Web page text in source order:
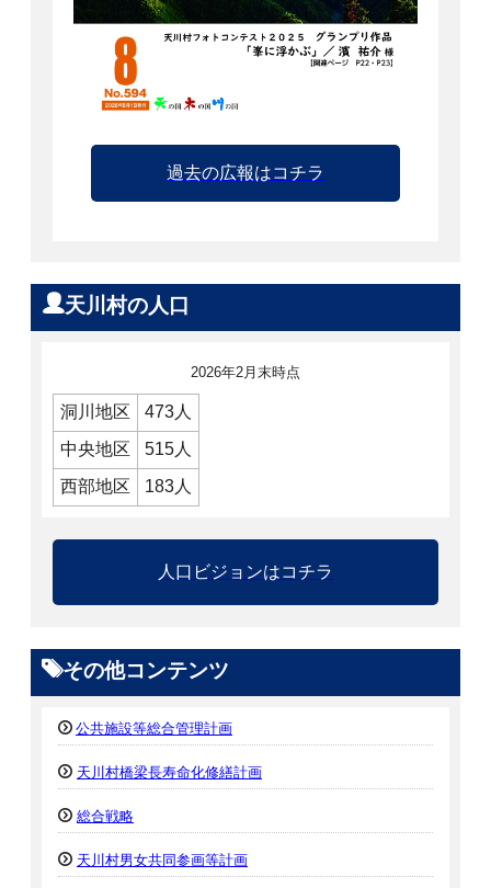
過去の広報はコチラ
天川村の人口
2026年2月末時点
洞川地区
473人
中央地区
515人
西部地区
183人
人口ビジョンはコチラ
その他コンテンツ
公共施設等総合管理計画
天川村橋梁長寿命化修繕計画
総合戦略
天川村男女共同参画等計画